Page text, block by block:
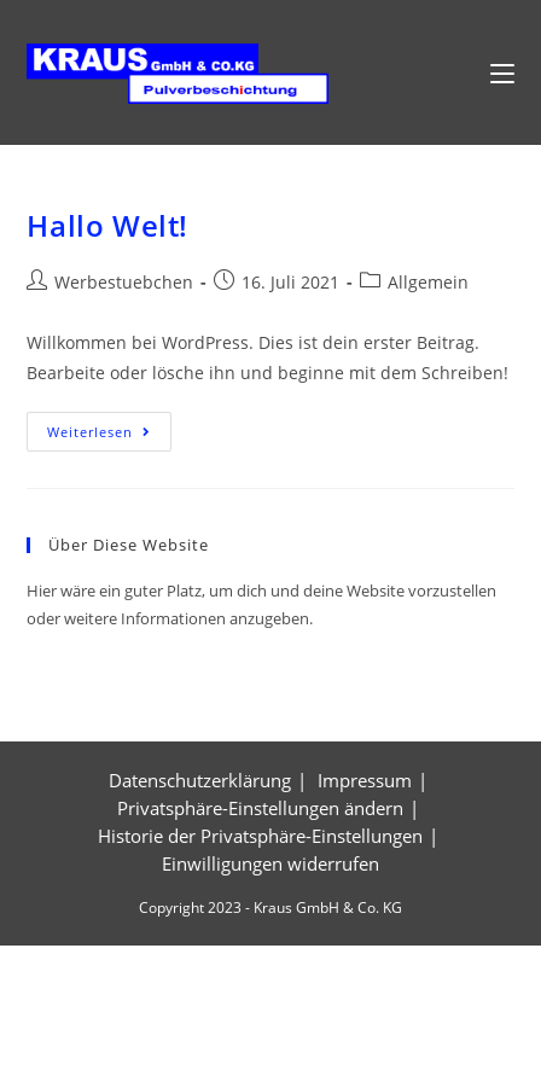
Inhalt
springen
Hallo Welt!
Beitrags-
Werbestuebchen
Beitrag16. Juli 2021
Beitrags-
Allgemein
Willkommen bei WordPress. Dies ist dein erster Beitrag.
Bearbeite oder lösche ihn und beginne mit dem Schreiben!
Weiterlesen Hallo
Welt!
Über Diese Website
Hier wäre ein guter Platz, um dich und deine Website vorzustellen
oder weitere Informationen anzugeben.
Datenschutzerklärung
Impressum
Privatsphäre-Einstellungen ändern
Historie der Privatsphäre-Einstellungen
Einwilligungen widerrufen
Copyright 2023 - Kraus GmbH & Co. KG